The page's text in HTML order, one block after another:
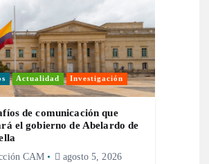
Actualidad Investigación
de comunicación que
el gobierno de Abelardo de
CAM agosto 5, 2026